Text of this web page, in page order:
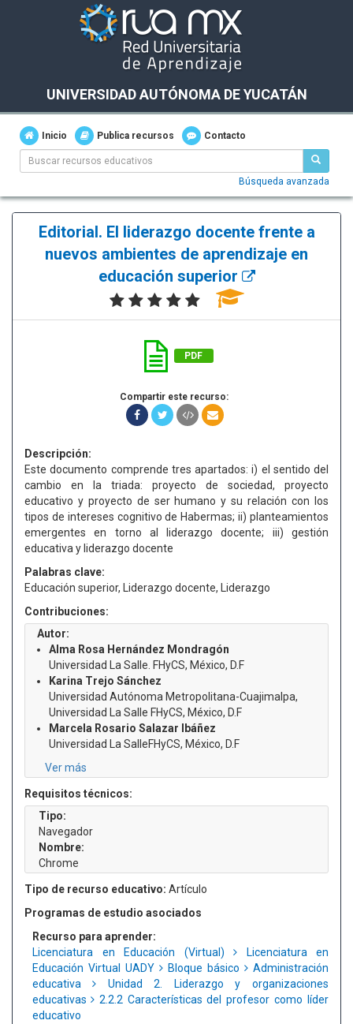
UNIVERSIDAD AUTÓNOMA DE YUCATÁN
Inicio Publica recursos Contacto
Búsqueda avanzada
Editorial. El liderazgo docente frente a
nuevos ambientes de aprendizaje en
educación superior
PDF
Compartir este recurso:
Descripción:
Este documento comprende tres apartados: i) el sentido del
cambio en la triada: proyecto de sociedad, proyecto
educativo y proyecto de ser humano y su relación con los
tipos de intereses cognitivo de Habermas; ii) planteamientos
emergentes en torno al liderazgo docente; iii) gestión
educativa y liderazgo docente
Palabras clave:
Educación superior, Liderazgo docente, Liderazgo
Contribuciones:
Autor:
Alma Rosa Hernández Mondragón
Universidad La Salle. FHyCS, México, D.F
Karina Trejo Sánchez
Universidad Autónoma Metropolitana-Cuajimalpa,
Universidad La Salle FHyCS, México, D.F
Marcela Rosario Salazar Ibáñez
Universidad La SalleFHyCS, México, D.F
Ver más
Requisitos técnicos:
Tipo:
Navegador
Nombre:
Chrome
Tipo de recurso educativo: Artículo
Programas de estudio asociados
Recurso para aprender:
Licenciatura en Educación (Virtual)
Licenciatura en
Educación Virtual UADY
Bloque básico
Administración
educativa
Unidad 2. Liderazgo y organizaciones
educativas
2.2.2 Características del profesor como líder
educativo